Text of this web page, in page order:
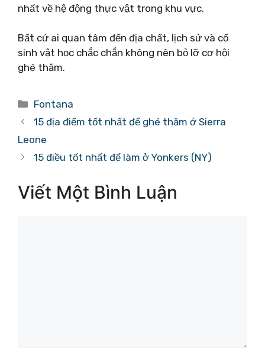
nhất về hệ động thực vật trong khu vực.
Bất cứ ai quan tâm đến địa chất, lịch sử và cổ
sinh vật học chắc chắn không nên bỏ lỡ cơ hội
ghé thăm.
Danh
mục
Fontana
15 địa điểm tốt nhất để ghé thăm ở Sierra
Leone
15 điều tốt nhất để làm ở Yonkers (NY)
Viết Một Bình Luận